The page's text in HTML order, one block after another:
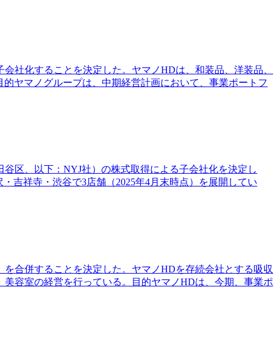
社化することを決定した。ヤマノHDは、和装品、洋装品、
ヤマノグループは、中期経営計画において、事業ポートフ
区、以下：NYJ社）の株式取得による子会社化を決定し
吉祥寺・渋谷で3店舗（2025年4月末時点）を展開してい
合併することを決定した。ヤマノHDを存続会社とする吸収
容室の経営を行っている。目的ヤマノHDは、今期、事業ポ